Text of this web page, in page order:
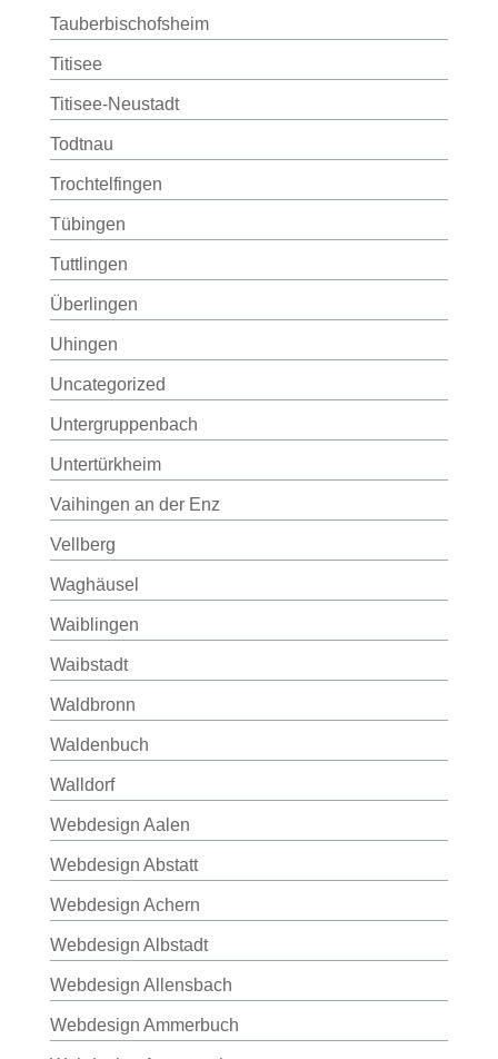
Tauberbischofsheim
Titisee
Titisee-Neustadt
Todtnau
Trochtelfingen
Tübingen
Tuttlingen
Überlingen
Uhingen
Uncategorized
Untergruppenbach
Untertürkheim
Vaihingen an der Enz
Vellberg
Waghäusel
Waiblingen
Waibstadt
Waldbronn
Waldenbuch
Walldorf
Webdesign Aalen
Webdesign Abstatt
Webdesign Achern
Webdesign Albstadt
Webdesign Allensbach
Webdesign Ammerbuch